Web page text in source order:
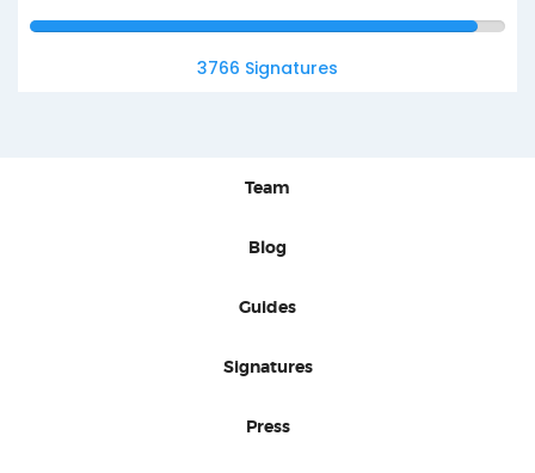
3766 Signatures
Team
Blog
Guides
Signatures
Press